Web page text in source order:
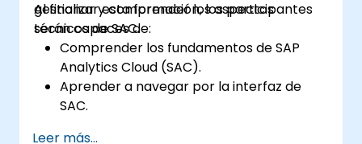
gestionar y comprender los aspectos
técnicos de SAC.
Al finalizar esta formación, los participantes
serán capaces de:
Comprender los fundamentos de SAP
Analytics Cloud (SAC).
Aprender a navegar por la interfaz de
SAC.
Leer más...